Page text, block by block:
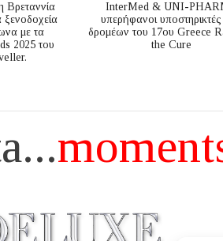
Βρεταννία
με τα
2025 του
InterMed & UNI-
υπερήφανοι
δρομέων του 17ου Greece
the Cure